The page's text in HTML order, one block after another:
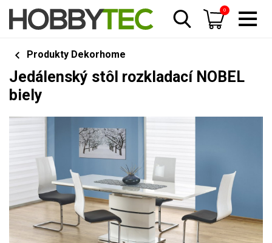
0
Produkty Dekorhome
Jedálenský stôl rozkladací NOBEL
biely